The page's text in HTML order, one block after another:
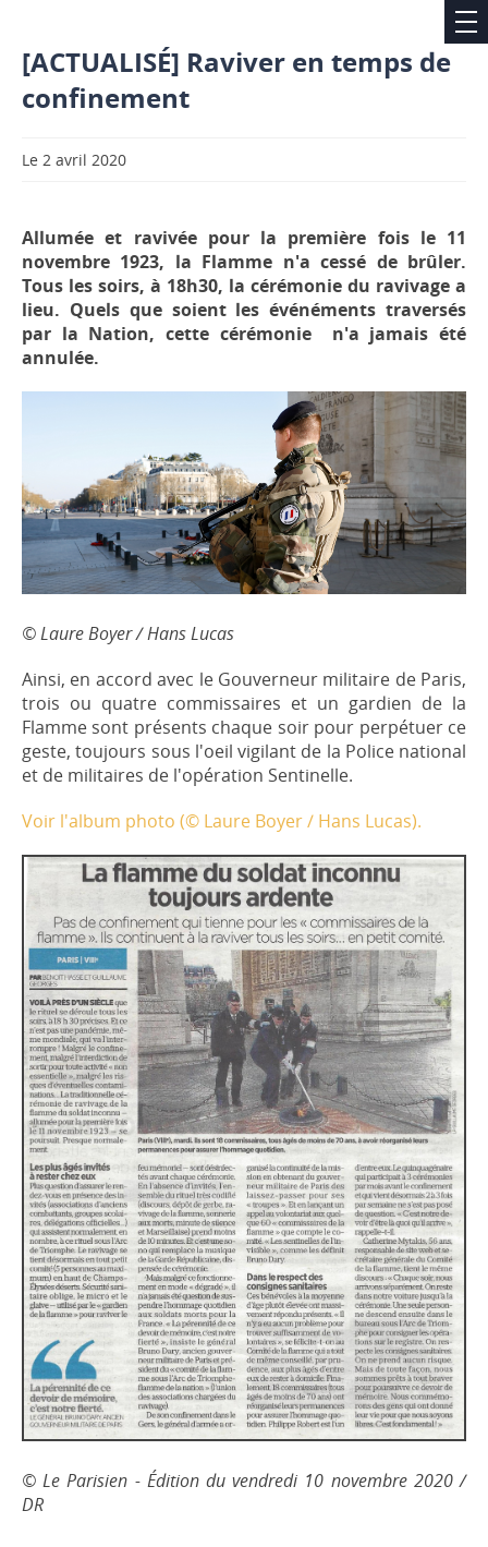
[ACTUALISÉ] Raviver en temps de
confinement
Le 2 avril 2020
Allumée et ravivée pour la première fois le 11
novembre 1923, la Flamme n'a cessé de brûler.
Tous les soirs, à 18h30, la cérémonie du ravivage a
lieu. Quels que soient les événéments traversés
par la Nation, cette cérémonie n'a jamais été
annulée.
© Laure Boyer / Hans Lucas
Ainsi, en accord avec le Gouverneur militaire de Paris,
trois ou quatre commissaires et un gardien de la
Flamme sont présents chaque soir pour perpétuer ce
geste, toujours sous l'oeil vigilant de la Police national
et de militaires de l'opération Sentinelle.
Voir l'album photo (© Laure Boyer / Hans Lucas).
© Le Parisien - Édition du vendredi 10 novembre 2020 /
DR